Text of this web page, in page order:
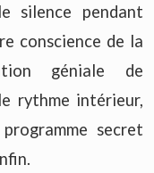
silence pendant
conscience de la
géniale de
rythme intérieur,
secret